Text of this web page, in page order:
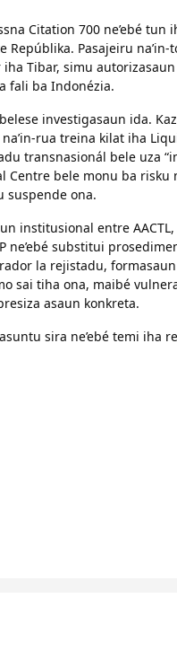
Citation 700 ne’ebé tun
Pasajeiru na’in-
Tibar, simu
fali ba Indonézia.
investigasaun ida.
rua treina kilat iha
transnasionál bele uza
bele monu ba risku
suspende ona.
institusional entre AACTL,
substitui
la rejistadu,
sai tiha ona, maibé
asaun konkreta.
sira ne’ebé temi iha